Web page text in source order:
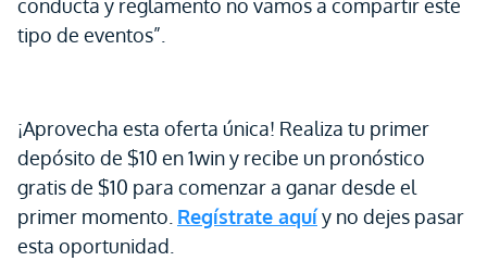
conducta y reglamento no vamos a compartir este
tipo de eventos”.
¡Aprovecha esta oferta única! Realiza tu primer
depósito de $10 en 1win y recibe un pronóstico
gratis de $10 para comenzar a ganar desde el
primer momento. Regístrate aquíy no dejes pasar
esta oportunidad.